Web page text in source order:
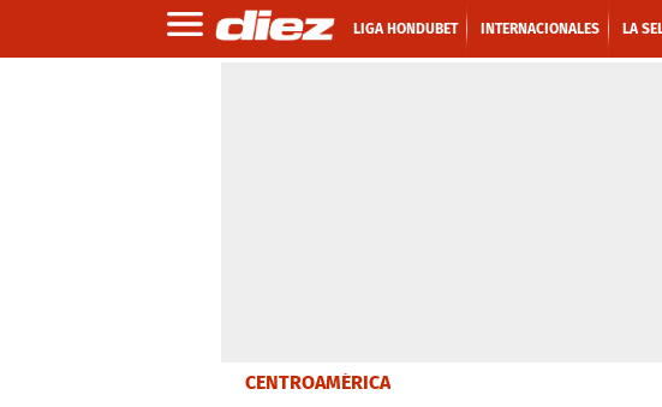
LIGA HONDUBET INTERNACIONALES LA
CENTROAMÉRICA